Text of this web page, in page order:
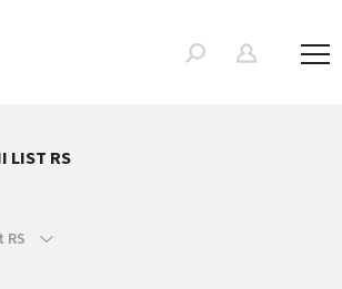
LIST RS